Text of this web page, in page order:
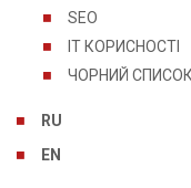
SEO
IT КОРИСНОСТІ
ЧОРНИЙ
RU
EN